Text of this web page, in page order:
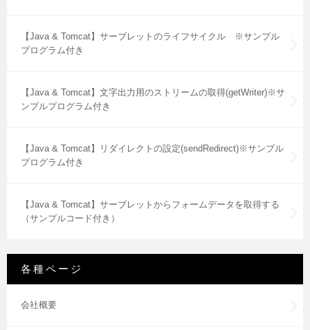
【Java & Tomcat】サーブレットのライフサイクル ※サンプル
プログラム付き
【Java & Tomcat】文字出力用のストリームの取得(getWriter)※サ
ンプルプログラム付き
【Java & Tomcat】リダイレクトの設定(sendRedirect)※サンプル
プログラム付き
【Java & Tomcat】サーブレットからフォームデータを取得する
（サンプルコード付き）
各種ページ
会社概要